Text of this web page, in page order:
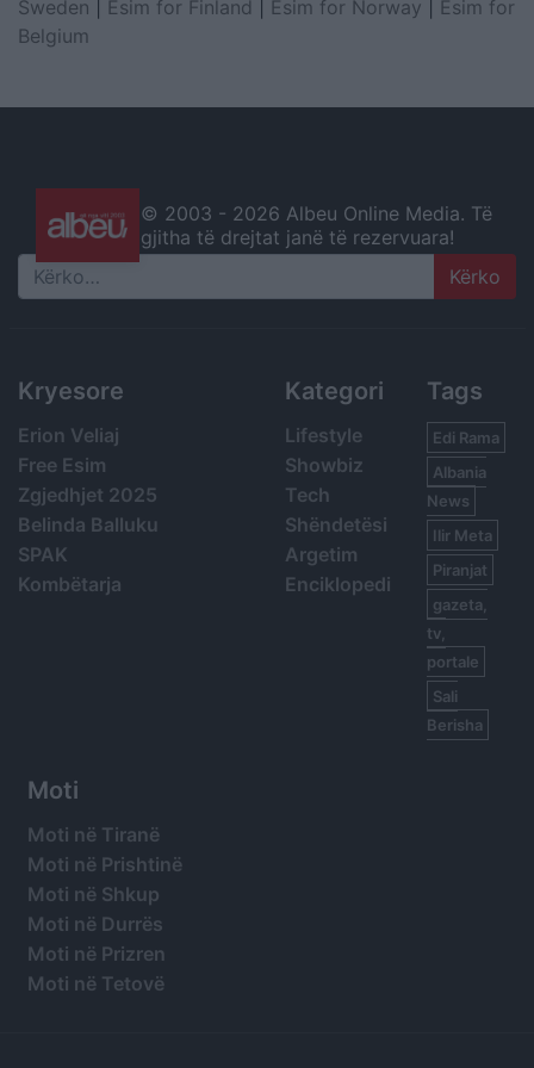
Sweden
Esim for Finland Esim for Norway
Esim for
Belgium
© 2003 - 2026 Albeu Online Media. Të
gjitha të drejtat janë të rezervuara!
Search
Kryesore
Erion Veliaj
Free Esim
Zgjedhjet 2025
Belinda Balluku
SPAK
Kombëtarja
Kategori
Lifestyle
Showbiz
Tech
Shëndetësi
Argetim
Enciklopedi
Tags
Edi Rama
Albania
News
Ilir Meta
Piranjat
gazeta,
tv,
portale
Sali
Berisha
Moti
Moti në Tiranë
Moti në Prishtinë
Moti në Shkup
Moti në Durrës
Moti në Prizren
Moti në Tetovë